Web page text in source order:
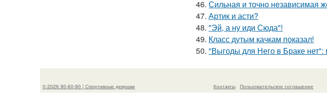
46. Сильная и точно независимая
47. Артик и асти?
48. "Эй, а ну иди Сюда"!
49. Класс дутым качкам показал!
50. "Выгоды для Него в Браке
© 2026 90-60-90 | Спортивные девушки Контакты
Пользовательское соглашение